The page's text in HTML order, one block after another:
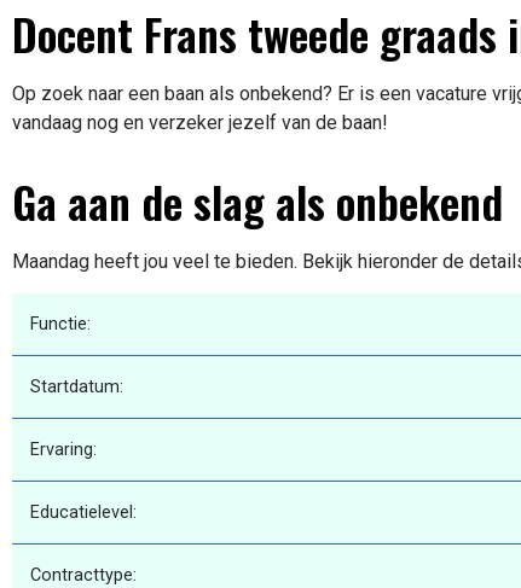
Docent Frans tweede
Op zoek naar een baan als onbekend? Er is een vacature
vandaag nog en verzeker jezelf van de baan!
Ga aan de slag als onbekend
Maandag heeft jou veel te bieden. Bekijk hieronder de
Functie:
Startdatum:
Ervaring:
Educatielevel:
Contracttype: